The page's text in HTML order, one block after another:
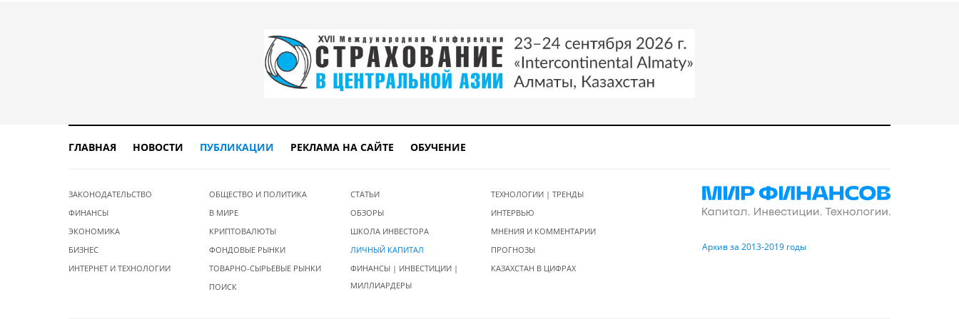
ГЛАВНАЯ НОВОСТИ ПУБЛИКАЦИИ РЕКЛАМА НА САЙТЕ ОБУЧЕНИЕ
ЗАКОНОДАТЕЛЬСТВО
ФИНАНСЫ
ЭКОНОМИКА
БИЗНЕС
ИНТЕРНЕТ И ТЕХНОЛОГИИ
ОБЩЕСТВО И ПОЛИТИКА
В МИРЕ
КРИПТОВАЛЮТЫ
ФОНДОВЫЕ РЫНКИ
ТОВАРНО-СЫРЬЕВЫЕ РЫНКИ
ПОИСК
СТАТЬИ
ОБЗОРЫ
ШКОЛА ИНВЕСТОРА
ЛИЧНЫЙ КАПИТАЛ
ФИНАНСЫ | ИНВЕСТИЦИИ |
МИЛЛИАРДЕРЫ
ТЕХНОЛОГИИ | ТРЕНДЫ
ИНТЕРВЬЮ
МНЕНИЯ И КОММЕНТАРИИ
ПРОГНОЗЫ
КАЗАХСТАН В ЦИФРАХ
Архив за 2013-2019 годы